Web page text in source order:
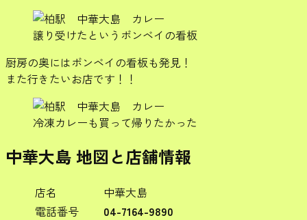
譲り受けたというボンベイの看板
厨房の奥にはボンベイの看板も発見！
また行きたいお店です！！
冷凍カレーも買って帰りたかった
中華大島 地図と店舗情報
店名
中華大島
電話番号
04-7164-9890